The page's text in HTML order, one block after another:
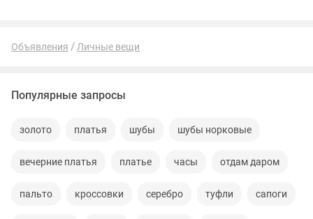
Объявления Личные вещи
Популярные запросы
золото платья шубы шубы норковые
вечерние платья платье часы отдам даром
пальто кроссовки серебро туфли сапоги